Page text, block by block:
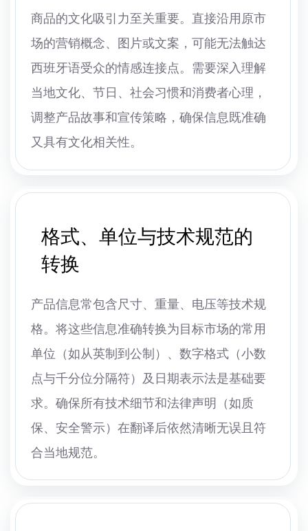
商品的文化吸引力至关重要。直接沿用原市
场的营销概念、图片或文案，可能无法触达
西班牙语受众的情感连接点。需要深入理解
当地文化、节日、社会习惯和消费者心理，
调整产品故事和宣传策略，确保信息既准确
又具有文化相关性。
格式、单位与技术规范的
转换
产品信息常包含尺寸、重量、电压等技术规
格。将这些信息准确转换为目标市场的常用
单位（如从英制到公制）、数字格式（小数
点与千分位分隔符）及日期表示法是基础要
求。确保所有技术细节和法律声明（如质
保、安全警示）在翻译后依然清晰无误且符
合当地规范。